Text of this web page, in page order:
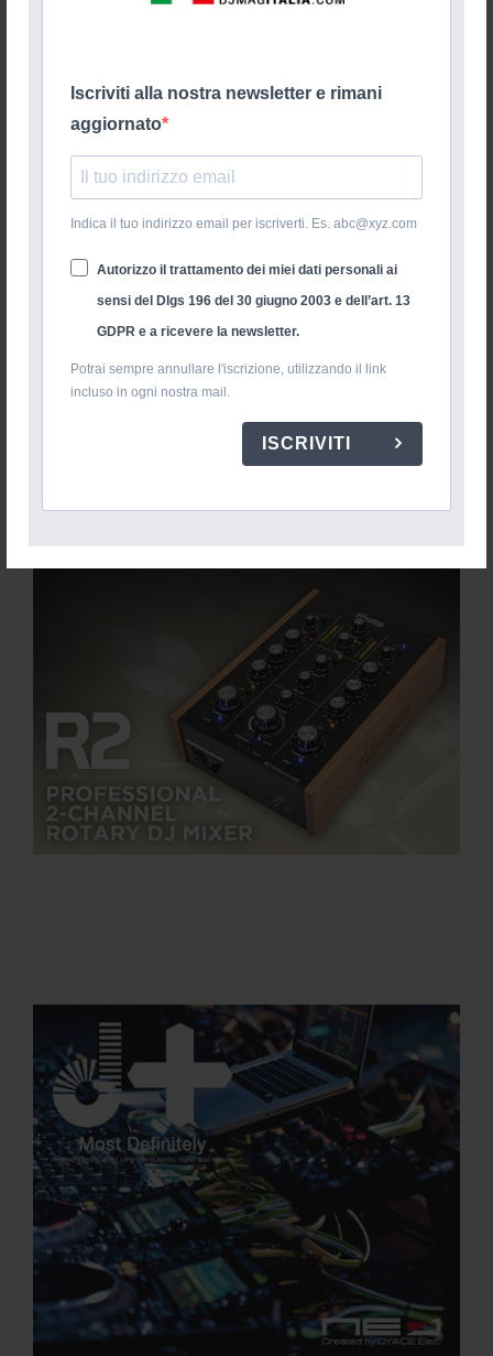
Iscriviti alla nostra newsletter e rimani
aggiornato
Indica il tuo indirizzo email per iscriverti. Es. abc@xyz.com
Autorizzo il trattamento dei miei dati personali ai
sensi del Dlgs 196 del 30 giugno 2003 e dell’art. 13
GDPR e a ricevere la newsletter.
Potrai sempre annullare l'iscrizione, utilizzando il link
incluso in ogni nostra mail.
ISCRIVITI